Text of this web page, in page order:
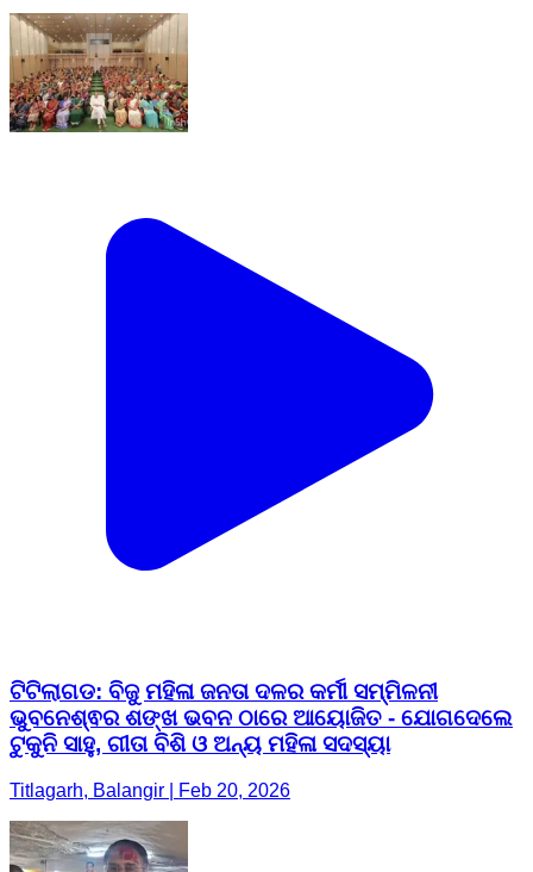
ଟିଟିଲାଗଡ: ବିଜୁ ମହିଳା ଜନତା ଦଳର କର୍ମୀ ସମ୍ମିଳନୀ
ଭୁବନେଶ୍ଵର ଶଙ୍ଖ ଭବନ ଠାରେ ଆୟୋଜିତ - ଯୋଗଦେଲେ
ଟୁକୁନି ସାହୁ, ଗୀତା ବିଶି ଓ ଅନ୍ୟ ମହିଳା ସଦସ୍ୟା
Titlagarh, Balangir | Feb 20, 2026